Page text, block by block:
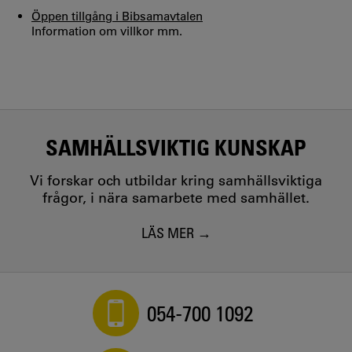
Öppen tillgång i Bibsamavtalen
Information om villkor mm.
SAMHÄLLSVIKTIG KUNSKAP
Vi forskar och utbildar kring samhällsviktiga
frågor, i nära samarbete med samhället.
LÄS MER
054-700 1092